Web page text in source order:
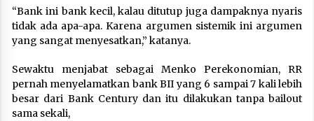
“Bank ini bank kecil, kalau ditutup juga dampaknya nyaris
tidak ada apa-apa. Karena argumen sistemik ini argumen
yang sangat menyesatkan,” katanya.
Sewaktu menjabat sebagai Menko Perekonomian, RR
pernah menyelamatkan bank BII yang 6 sampai 7 kali lebih
besar dari Bank Century dan itu dilakukan tanpa bailout
sama sekali,